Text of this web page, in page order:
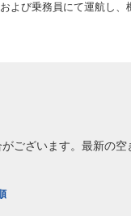
よび乗務員にて運航し
ございます。最新の